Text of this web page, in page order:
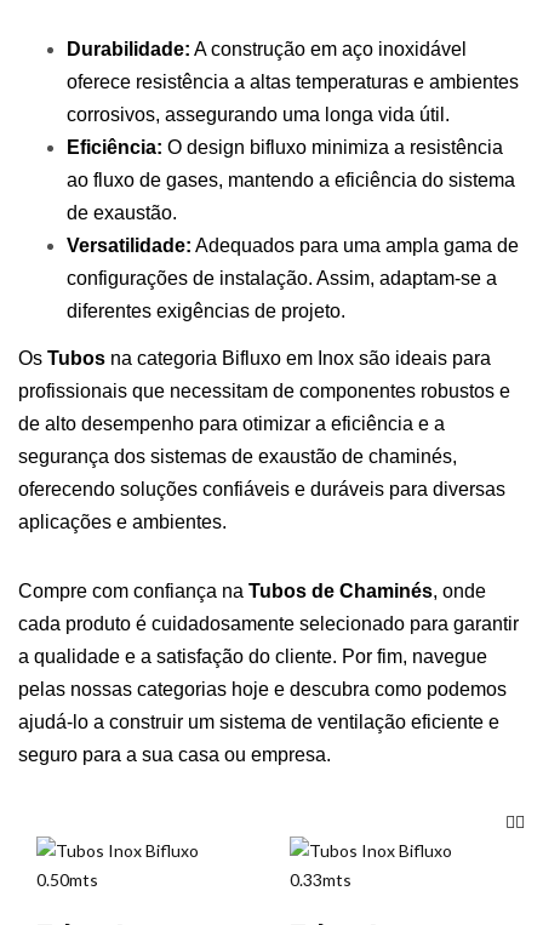
Durabilidade: A construção em aço inoxidável
oferece resistência a altas temperaturas e ambientes
corrosivos, assegurando uma longa vida útil.
Eficiência: O design bifluxo minimiza a resistência
ao fluxo de gases, mantendo a eficiência do sistema
de exaustão.
Versatilidade: Adequados para uma ampla gama de
configurações de instalação. Assim, adaptam-se a
diferentes exigências de projeto.
Os Tubos na categoria Bifluxo em Inox são ideais para
profissionais que necessitam de componentes robustos e
de alto desempenho para otimizar a eficiência e a
segurança dos sistemas de exaustão de chaminés,
oferecendo soluções confiáveis e duráveis para diversas
aplicações e ambientes.
Compre com confiança na Tubos de Chaminés, onde
cada produto é cuidadosamente selecionado para garantir
a qualidade e a satisfação do cliente. Por fim, navegue
pelas nossas categorias hoje e descubra como podemos
ajudá-lo a construir um sistema de ventilação eficiente e
seguro para a sua casa ou empresa.